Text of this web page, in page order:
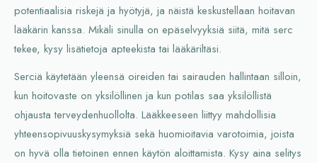
potentiaalisia riskejä ja hyötyjä, ja näistä keskustellaan hoitavan
lääkärin kanssa. Mikäli sinulla on epäselvyyksiä siitä, mitä serc
tekee, kysy lisätietoja apteekista tai lääkäriltäsi.
Serciä käytetään yleensä oireiden tai sairauden hallintaan silloin,
kun hoitovaste on yksilöllinen ja kun potilas saa yksilöllistä
ohjausta terveydenhuollolta. Lääkkeeseen liittyy mahdollisia
yhteensopivuuskysymyksiä sekä huomioitavia varotoimia, joista
on hyvä olla tietoinen ennen käytön aloittamista. Kysy aina selitys